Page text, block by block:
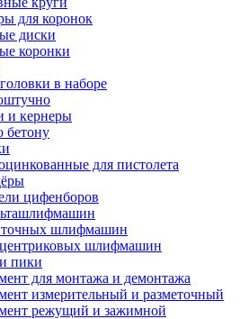
для коронок
диски
коронки
в наборе
и кернеры
бетону
для пистолета
цифенборов
шлифмашин
шлифмашин
пики
для монтажа и демонтажа
измерительный и разметочный
режущий и зажимной